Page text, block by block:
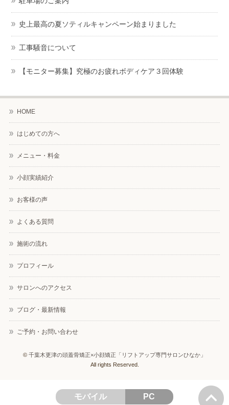
史上最高の夏ソティルキャンペーン始まりました
工事騒音について
【モニター募集】究極のお疲れボディケア３回体験
HOME
はじめての方へ
メニュー・料金
小顔実績紹介
お客様の声
よくある質問
施術の流れ
プロフィール
サロンへのアクセス
ブログ・最新情報
ご予約・お問い合わせ
© 千葉木更津の頭蓋骨矯正×小顔矯正「リフトアップ専門サロンひなか」
All rights Reserved.
モバイル PC